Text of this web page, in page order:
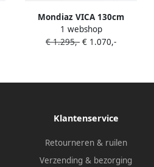
Mondiaz VICA 130cm
badmeubel onderkast
Antracite 2 lades. Wastafel
1 webshop
€ 1.295,- € 1.070,-
Klantenservice
Retourneren & ruilen
Verzending & bezorging